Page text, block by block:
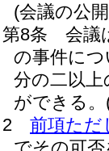
(会議の公
第8条
会議
の事件に
分の二以
ができる。
2
前項ただ